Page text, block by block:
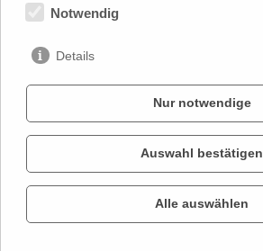
zum Spielplan
IMPRESSUM
Notwendig
Details
Nur notwendige
Auswahl bestätigen
Alle auswählen